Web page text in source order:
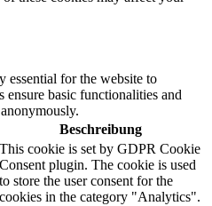
essential for the website to
basic functionalities and
Beschreibung
This cookie is set by GDPR Cookie
Consent plugin. The cookie is used
to store the user consent for the
cookies in the category "Analytics".